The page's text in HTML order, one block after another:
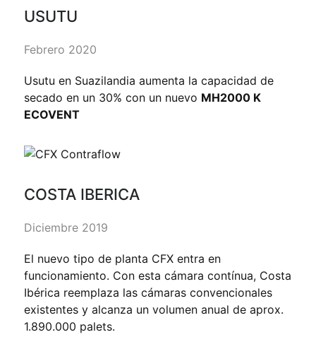
USUTU
Febrero 2020
Usutu en Suazilandia aumenta la capacidad de
secado en un 30% con un nuevo MH2000 K
ECOVENT
COSTA IBERICA
Diciembre 2019
El nuevo tipo de planta CFX entra en
funcionamiento. Con esta cámara contínua, Costa
Ibérica reemplaza las cámaras convencionales
existentes y alcanza un volumen anual de aprox.
1.890.000 palets.